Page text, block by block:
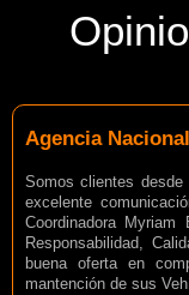
Agencia
Somos clientes
excelente
Coordinadora
Responsabilidad,
buena oferta en
mantención de sus